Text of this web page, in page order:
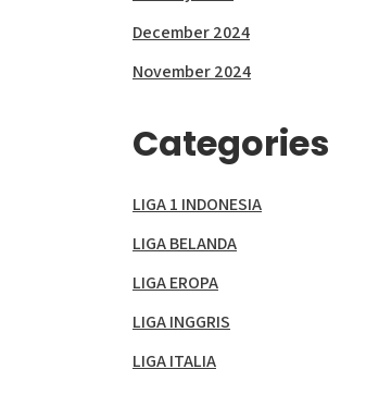
December 2024
November 2024
Categories
LIGA 1 INDONESIA
LIGA BELANDA
LIGA EROPA
LIGA INGGRIS
LIGA ITALIA